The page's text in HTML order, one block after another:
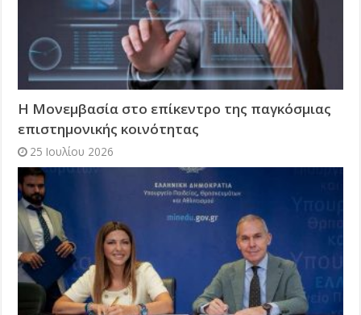
Η Μονεμβασία στο επίκεντρο της παγκόσμιας
επιστημονικής κοινότητας
25 Ιουλίου 2026